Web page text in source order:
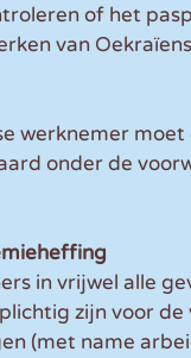
of het
van
werknemer
onder de
in vrijwel alle
zijn voor
(met name